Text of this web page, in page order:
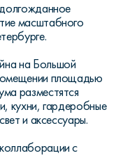
масштабного
на Большой
площадью
разместятся
кухни, гардеробные
и аксессуары.
с